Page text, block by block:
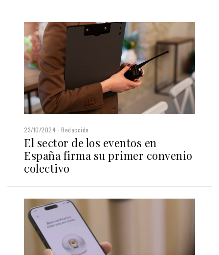
23/10/2024 Redacción
El sector de los eventos en
España firma su primer convenio
colectivo